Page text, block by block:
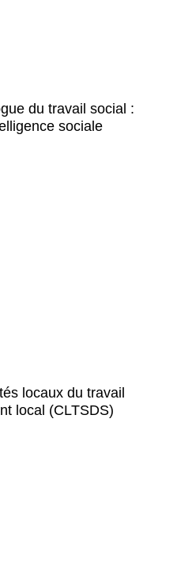
du travail social :
sociale
locaux du travail
local (CLTSDS)